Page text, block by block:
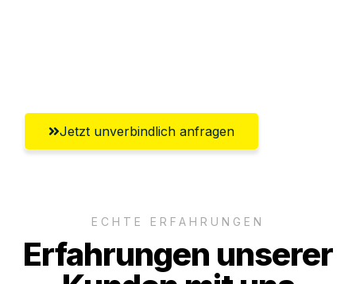
Jetzt unverbindlich anfragen
ECHTE ERFAHRUNGEN
Erfahrungen unserer